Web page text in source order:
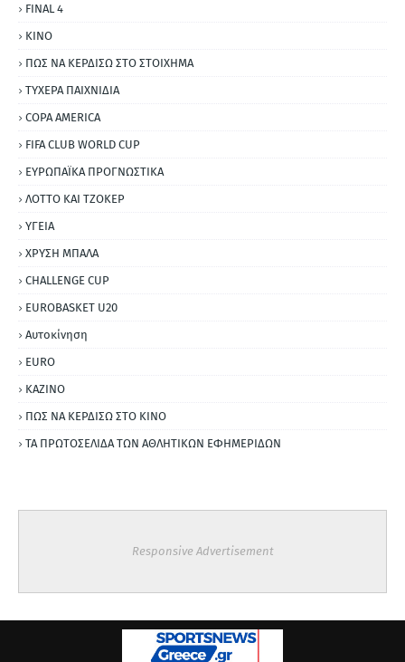
FINAL 4
ΚΙΝΟ
ΠΩΣ ΝΑ ΚΕΡΔΙΣΩ ΣΤΟ ΣΤΟΙΧΗΜΑ
ΤΥΧΕΡΑ ΠΑΙΧΝΙΔΙΑ
COPA AMERICA
FIFA CLUB WORLD CUP
ΕΥΡΩΠΑΪΚΑ ΠΡΟΓΝΩΣΤΙΚΑ
ΛΟΤΤΟ ΚΑΙ ΤΖΟΚΕΡ
ΥΓΕΙΑ
ΧΡΥΣΗ ΜΠΑΛΑ
CHALLENGE CUP
EUROBASKET U20
Αυτοκίνηση
ΕURO
ΚΑΖΙΝΟ
ΠΩΣ ΝΑ ΚΕΡΔΙΣΩ ΣΤΟ ΚΙΝΟ
ΤΑ ΠΡΩΤΟΣΕΛΙΔΑ ΤΩΝ ΑΘΛΗΤΙΚΩΝ ΕΦΗΜΕΡΙΔΩΝ
Responsive Advertisement